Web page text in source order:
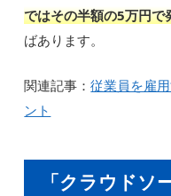
ではその半額の5万円で
ばあります。
関連記事：従業員を雇
ント
「クラウドソ